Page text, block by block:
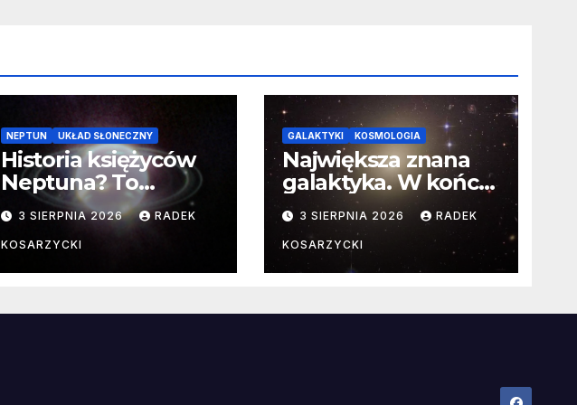
NEPTUN UKŁAD SŁONECZNY
Historia księżyców
Neptuna? To
skomplikowane
3 SIERPNIA 2026 RADEK
KOSARZYCKI
GALAKTYKI KOSMOLOGIA
Największa znana
galaktyka. W końcu
poznaliśmy jej
faktyczne wymiary
3 SIERPNIA 2026 RADEK
KOSARZYCKI